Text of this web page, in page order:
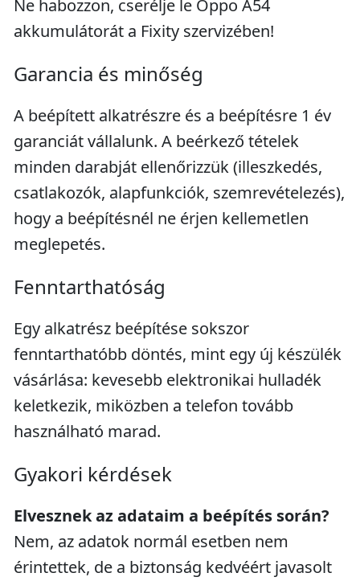
Ne habozzon, cserélje le Oppo A54
akkumulátorát a Fixity szervizében!
Garancia és minőség
A beépített alkatrészre és a beépítésre 1 év
garanciát vállalunk. A beérkező tételek
minden darabját ellenőrizzük (illeszkedés,
csatlakozók, alapfunkciók, szemrevételezés),
hogy a beépítésnél ne érjen kellemetlen
meglepetés.
Fenntarthatóság
Egy alkatrész beépítése sokszor
fenntarthatóbb döntés, mint egy új készülék
vásárlása: kevesebb elektronikai hulladék
keletkezik, miközben a telefon tovább
használható marad.
Gyakori kérdések
Elvesznek az adataim a beépítés során?
Nem, az adatok normál esetben nem
érintettek, de a biztonság kedvéért javasolt